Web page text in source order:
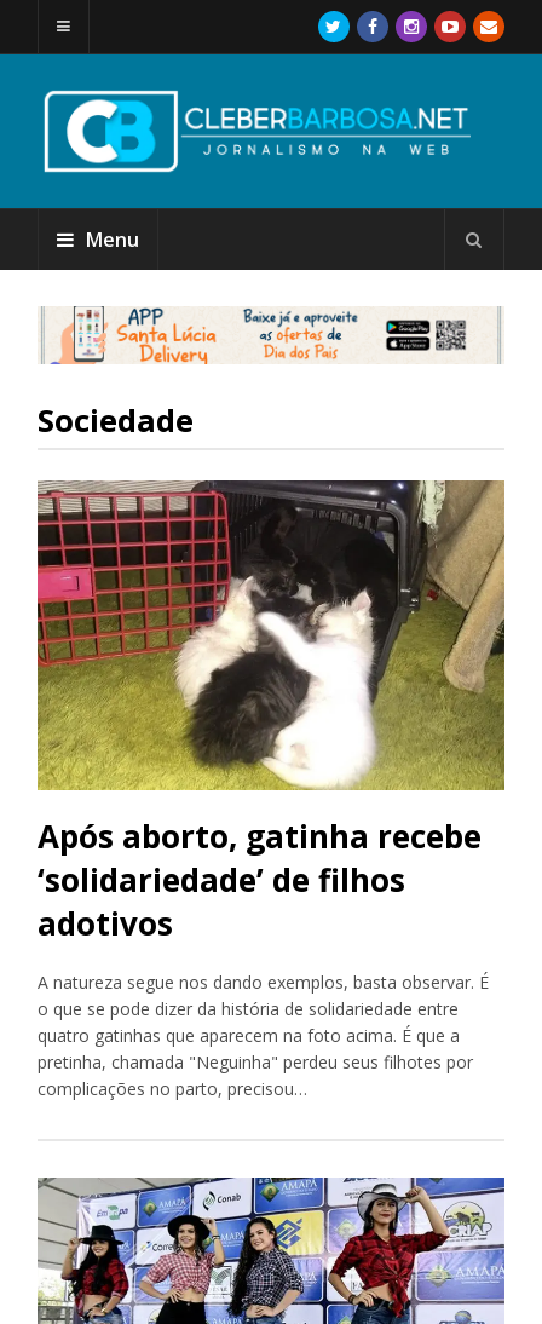
Menu
Sociedade
Após aborto, gatinha recebe
‘solidariedade’ de filhos
adotivos
A natureza segue nos dando exemplos, basta observar. É
o que se pode dizer da história de solidariedade entre
quatro gatinhas que aparecem na foto acima. É que a
pretinha, chamada "Neguinha" perdeu seus filhotes por
complicações no parto, precisou…